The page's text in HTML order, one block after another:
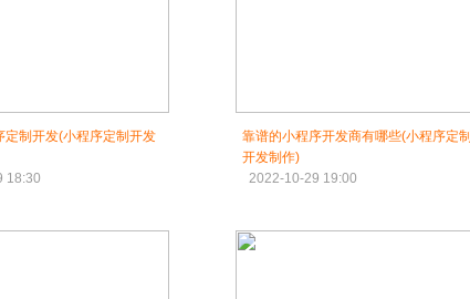
定制开发(小程序定制开发
18:30
靠谱的小程序开发商有哪些(小程序定制
开发制作)
2022-10-29 19:00